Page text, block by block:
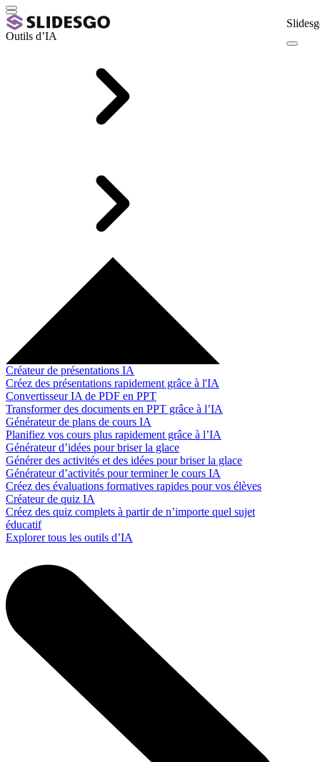
Outils d’IA
Créateur de présentations IA
Créez des présentations rapidement grâce à l'IA
Convertisseur IA de PDF en PPT
Transformer des documents en PPT grâce à l’IA
Générateur de plans de cours IA
Planifiez vos cours plus rapidement grâce à l’IA
Générateur d’idées pour briser la glace
Générer des activités et des idées pour briser la glace
Générateur d’activités pour terminer le cours IA
Créez des évaluations formatives rapides pour vos élèves
Créateur de quiz IA
Créez des quiz complets à partir de n’importe quel sujet
éducatif
Explorer tous les outils d’IA